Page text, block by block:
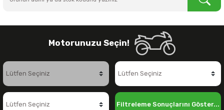
Motorunuzu Seçin!
Filtreleme Sonuçlarını Göster...